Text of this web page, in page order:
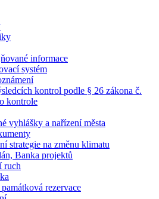
informace
systém
kontrol podle § 26 zákona č.
kontrole
vyhlášky a nařízení města
strategie na změnu klimatu
Banka projektů
ruch
rezervace